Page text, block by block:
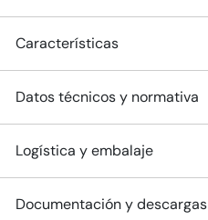
Características
Datos técnicos y normativa
Logística y embalaje
Documentación y descargas